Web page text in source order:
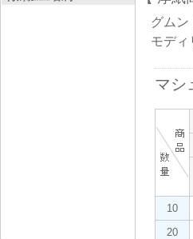
グム
モディ
マシ
10
20